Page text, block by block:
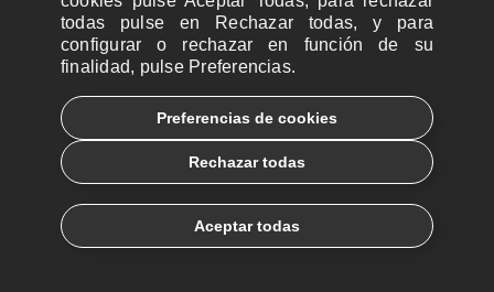
todas pulse en Rechazar todas, y para
configurar o rechazar en función de su
finalidad, pulse Preferencias.
Preferencias de cookies
Rechazar todas
Aceptar todas